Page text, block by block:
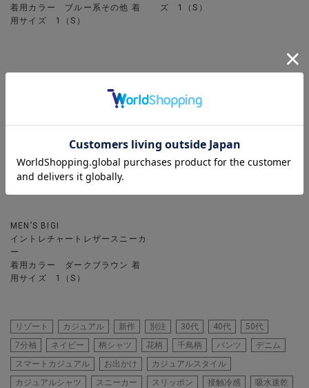
着用カラー ブルー系その他 着
用サイズ 1（S）
ズ 1（S）
MEN’S BIGI
イントレチャートレザースニーカ
ー
着用カラー ダークブラウン 着
用サイズ 1（S）
リゾート カジュアル 新作 別注 30代 40代
50代
7分袖
ネイビー 柄シャツ 花柄 千鳥柄 パンツ
デニム
スマートカジュアル
お出かけ
カジュアルスタイル
カジュアルシャツ
スニーカー スリッポン 接触冷感
吸水速乾